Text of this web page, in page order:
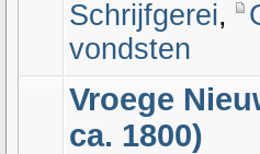
Schrijfgerei,
vondsten
Vroege
ca. 1800)